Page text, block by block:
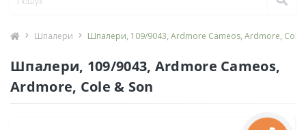
Шпалери Шпалери, 109/9043, Ardmore Cameos, Ardmore, Cole
Шпалери, 109/9043, Ardmore Cameos,
Ardmore, Cole & Son